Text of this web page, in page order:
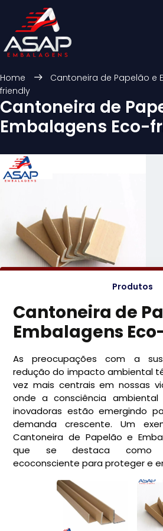
Home
Cantoneira de Papelão e
friendly
Cantoneira de
Embalagens Eco-
Produtos
Cantoneira de
Embalagens
As preocupações com a
redução do impacto ambiental
vez mais centrais em nossas
onde a consciência ambiental
inovadoras estão emergindo
demanda crescente. Um
Cantoneira de Papelão e
que se destaca como
ecoconsciente para proteger e